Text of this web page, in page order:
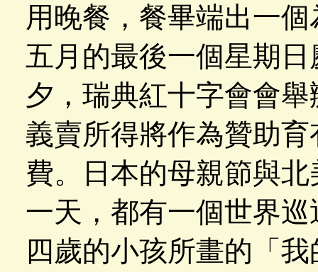
用晚餐，餐畢端出一
五月的最後一個星期
夕，瑞典紅十字會會
義賣所得將作為贊助
費。日本的母親節與
一天，都有一個世界
四歲的小孩所畫的「